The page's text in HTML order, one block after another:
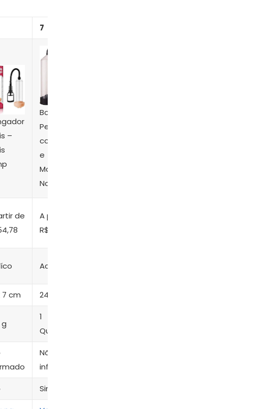
7
–
Bomba
Peniana
com Gatilho
e
Manômetro,
Nanma
de
A partir de
R$ 257,70
Acrílico
7 cm 24 cm
‎1
Quilogramas
Não
informado
Sim